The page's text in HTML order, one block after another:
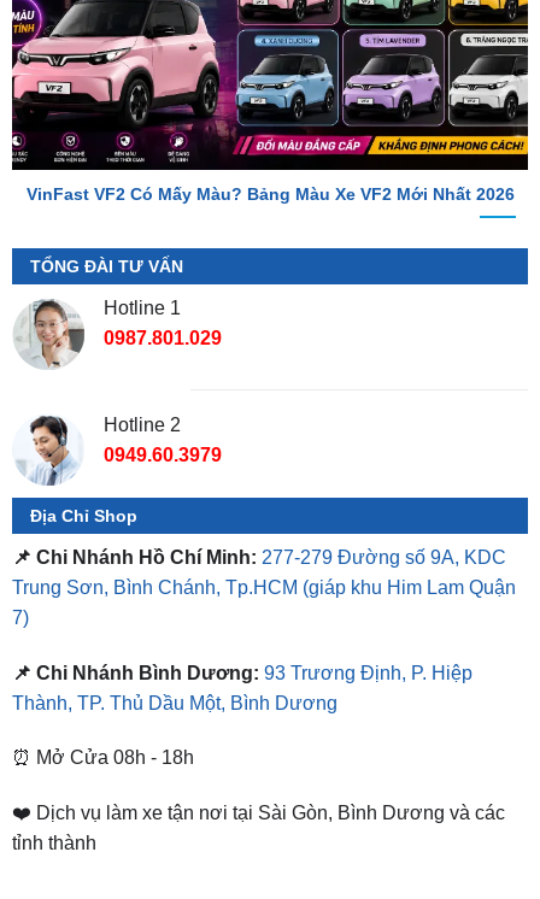
VinFast VF2 Có Mấy Màu? Bảng Màu Xe VF2 Mới Nhất 2026
TỔNG ĐÀI TƯ VẤN
Hotline 1
0987.801.029
Địa Chỉ Shop
📌 Chi Nhánh Hồ Chí Minh: 277-279 Đường số 9A, KDC
Trung Sơn, Bình Chánh, Tp.HCM
7)
📌 Chi Nhánh Bình Dương:
⏰ Mở Cửa 08h - 18h
❤️ Dịch vụ làm xe tận nơi tại Sài Gòn, Bình Dương và các